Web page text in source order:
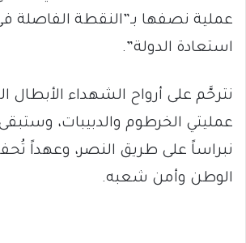
عملية نصفها بـ”النقطة الفاصلة
استعادة الدولة”.
نترحَّم على أرواح الشهداء الأبطال
عمليتي الخرطوم والدبيبات،
نبراساً على طريق النصر، وعهداً
الوطن وأمن شعبه.